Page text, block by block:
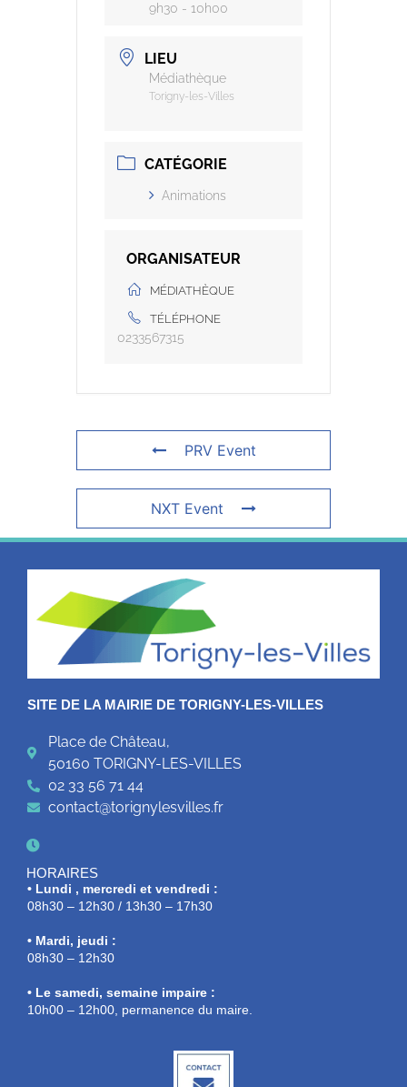
9h30 - 10h00
LIEU
Médiathèque
Torigny-les-Villes
CATÉGORIE
Animations
ORGANISATEUR
MÉDIATHÈQUE
TÉLÉPHONE
0233567315
PRV Event
NXT Event
SITE DE LA MAIRIE DE TORIGNY-LES-VILLES
Place de Château,
50160 TORIGNY-LES-VILLES
02 33 56 71 44
contact@torignylesvilles.fr
HORAIRES
• Lundi , mercredi et vendredi :
08h30 – 12h30 / 13h30 – 17h30
• Mardi, jeudi :
08h30 – 12h30
• Le samedi, semaine impaire :
10h00 – 12h00, permanence du maire.